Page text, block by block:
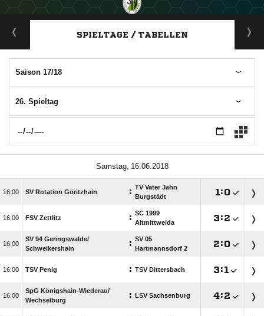
ANZEIGE
SPIELTAGE / TABELLEN
Saison 17/18
26. Spieltag
 
 SV Rotation Göritzhain : TV Vater Jahn
Burgstädt
 :
 FSV Zettlitz : SC 1999
Altmittweida
:

SV 94 Geringswalde/​
Schweikershain
: SV 05
Hartmannsdorf 2
:
 TSV Penig : TSV Dittersbach :

SpG Königshain-Wiederau/​
Wechselburg
: LSV Sachsenburg :